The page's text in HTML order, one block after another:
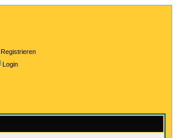
Registrieren
Login